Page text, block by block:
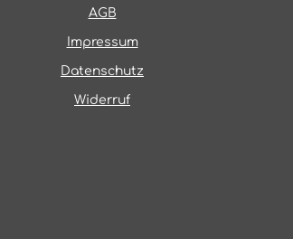
AGB
Impressum
Datenschutz
Widerruf